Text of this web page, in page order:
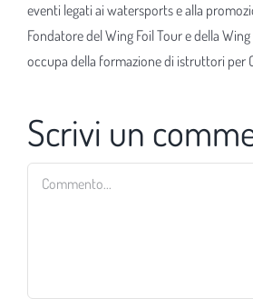
eventi legati ai watersports e alla
Fondatore del Wing Foil Tour e della
occupa della formazione di istruttori per
Scrivi un
Commento